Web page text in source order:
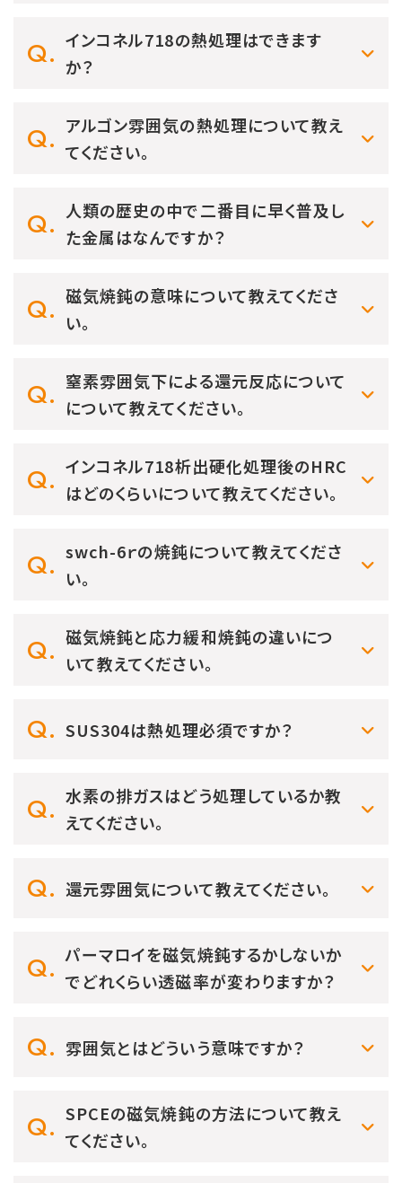
インコネル718の熱処理はできます
か？
アルゴン雰囲気の熱処理について教え
てください。
人類の歴史の中で二番目に早く普及し
た金属はなんですか？
磁気焼鈍の意味について教えてくださ
い。
窒素雰囲気下による還元反応について
について教えてください。
インコネル718析出硬化処理後のHRC
はどのくらいについて教えてください。
swch-6ｒの焼鈍について教えてくださ
い。
磁気焼鈍と応力緩和焼鈍の違いにつ
いて教えてください。
SUS304は熱処理必須ですか？
水素の排ガスはどう処理しているか教
えてください。
還元雰囲気について教えてください。
パーマロイを磁気焼鈍するかしないか
でどれくらい透磁率が変わりますか？
雰囲気とはどういう意味ですか？
SPCEの磁気焼鈍の方法について教え
てください。